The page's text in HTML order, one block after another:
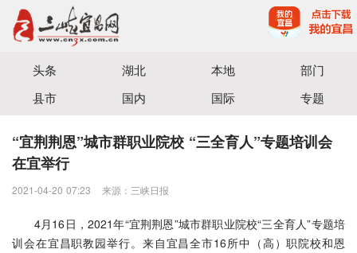
头条 湖北 本地
部门
县市
国内 国际 专题
“宜荆荆恩”城市群职业院校 “三全育人”专题培训会
在宜举行
2021-04-20 07:23 来源：三峡日报
4月16日，2021年“宜荆荆恩”城市群职业院校“三全育人”专题培
训会在宜昌职教园举行。来自宜昌全市16所中（高）职院校和恩